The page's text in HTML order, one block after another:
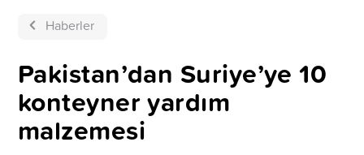
Haberler
Pakistan’dan Suriye’ye 10
konteyner yardım
malzemesi